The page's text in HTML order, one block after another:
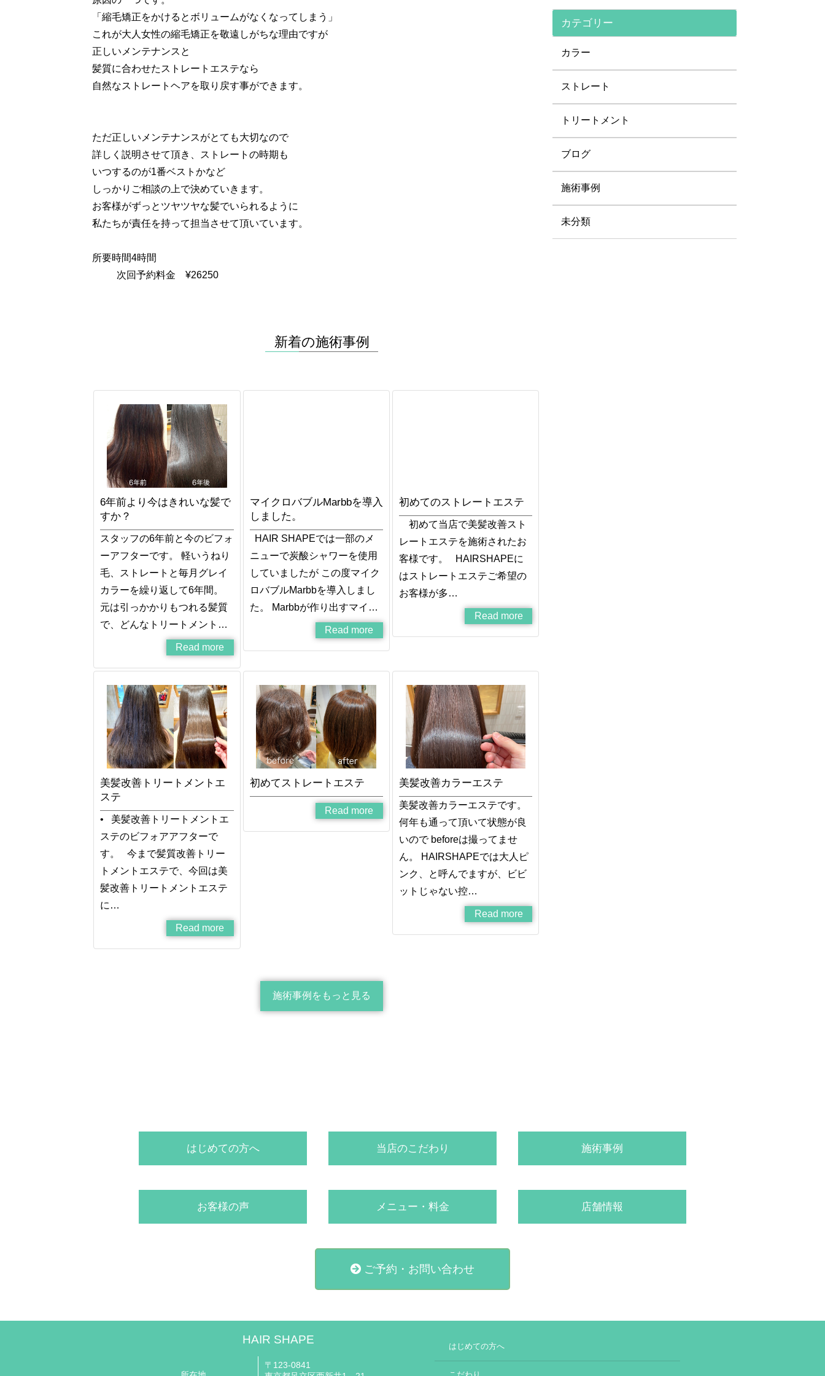
「縮毛矯正をかけるとボリュームがなくなってしまう」
これが大人女性の縮毛矯正を敬遠しがちな理由ですが
正しいメンテナンスと
髪質に合わせたストレートエステなら
自然なストレートヘアを取り戻す事ができます。
ただ正しいメンテナンスがとても大切なので
詳しく説明させて頂き、ストレートの時期も
いつするのが1番ベストかなど
しっかりご相談の上で決めていきます。
お客様がずっとツヤツヤな髪でいられるように
私たちが責任を持って担当させて頂いています。
所要時間4時間
次回予約料金 ¥26250
新着の施術事例
6年前より今はきれいな髪で
すか？
スタッフの6年前と今のビフォ
ーアフターです。 軽いうねり
毛、ストレートと毎月グレイ
カラーを繰り返して6年間。
元は引っかかりもつれる髪質
で、どんなトリートメント…
Read more
マイクロバブルMarbbを導入
しました。
HAIR SHAPEでは一部のメ
ニューで炭酸シャワーを使用
していましたが この度マイク
ロバブルMarbbを導入しまし
た。 Marbbが作り出すマイ…
Read more
初めてのストレートエステ
初めて当店で美髪改善スト
レートエステを施術されたお
客様です。 HAIRSHAPEに
はストレートエステご希望の
お客様が多…
Read more
美髪改善トリートメントエ
ステ
• 美髪改善トリートメントエ
ステのビフォアアフターで
す。 今まで髪質改善トリー
トメントエステで、今回は美
髪改善トリートメントエステ
に…
Read more
初めてストレートエステ
Read more
美髪改善カラーエステ
美髪改善カラーエステです。
何年も通って頂いて状態が良
いので beforeは撮ってませ
ん。 HAIRSHAPEでは大人ピ
ンク、と呼んでますが、ビビ
ットじゃない控…
Read more
施術事例をもっと見る
カテゴリー
カラー
ストレート
トリートメント
ブログ
施術事例
未分類
はじめての方へ 当店のこだわり 施術事例
お客様の声 メニュー・料金 店舗情報
ご予約・お問い合わせ
HAIR SHAPE
〒123-0841
はじめての方へ